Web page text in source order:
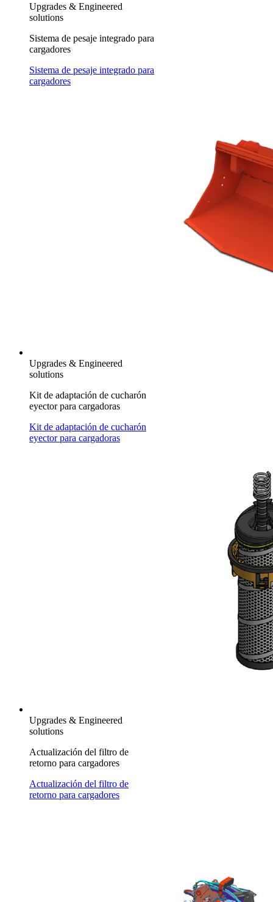
Upgrades & Engineered
solutions
Sistema de pesaje integrado para
cargadores
Sistema de pesaje integrado para
cargadores
Upgrades & Engineered
solutions
Kit de adaptación de cucharón
eyector para cargadoras
Kit de adaptación de cucharón
eyector para cargadoras
Upgrades & Engineered
solutions
Actualización del filtro de
retorno para cargadores
Actualización del filtro de
retorno para cargadores